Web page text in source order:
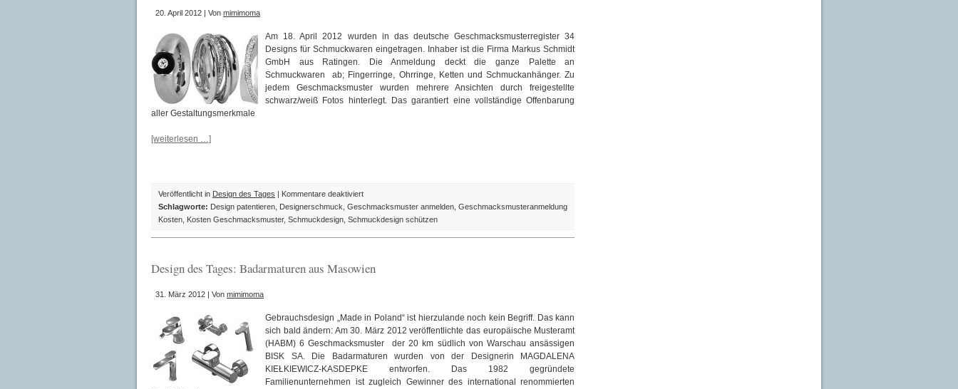
20. April 2012 | Von mimimoma
Am 18. April 2012 wurden in das deutsche Geschmacksmusterregister 34
Designs für Schmuckwaren eingetragen. Inhaber ist die Firma Markus Schmidt
GmbH aus Ratingen. Die Anmeldung deckt die ganze Palette an
Schmuckwaren ab; Fingerringe, Ohrringe, Ketten und Schmuckanhänger. Zu
jedem Geschmacksmuster wurden mehrere Ansichten durch freigestellte
schwarz/weiß Fotos hinterlegt. Das garantiert eine vollständige Offenbarung
aller Gestaltungsmerkmale
[weiterlesen …]
Veröffentlicht in Design des Tages Kommentare deaktiviertfür
Design
des
dem
Schlagworte: Design patentieren, Designerschmuck, Geschmacksmuster anmelden, Geschmacksmusteranmeldung
Kosten, Kosten Geschmacksmuster, Schmuckdesign, Schmuckdesign schützen
Design des Tages: Badarmaturen aus Masowien
31. März 2012 | Von mimimoma
Gebrauchsdesign „Made in Poland“ ist hierzulande noch kein Begriff. Das kann
sich bald ändern: Am 30. März 2012 veröffentlichte das europäische Musteramt
(HABM) 6 Geschmacksmuster der 20 km südlich von Warschau ansässigen
BISK SA. Die Badarmaturen wurden von der Designerin MAGDALENA
KIEŁKIEWICZ-KASDEPKE entworfen. Das 1982 gegründete
Familienunternehmen ist zugleich Gewinner des international renommierten